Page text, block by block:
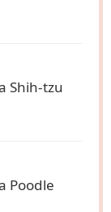
Shih-tzu
Poodle